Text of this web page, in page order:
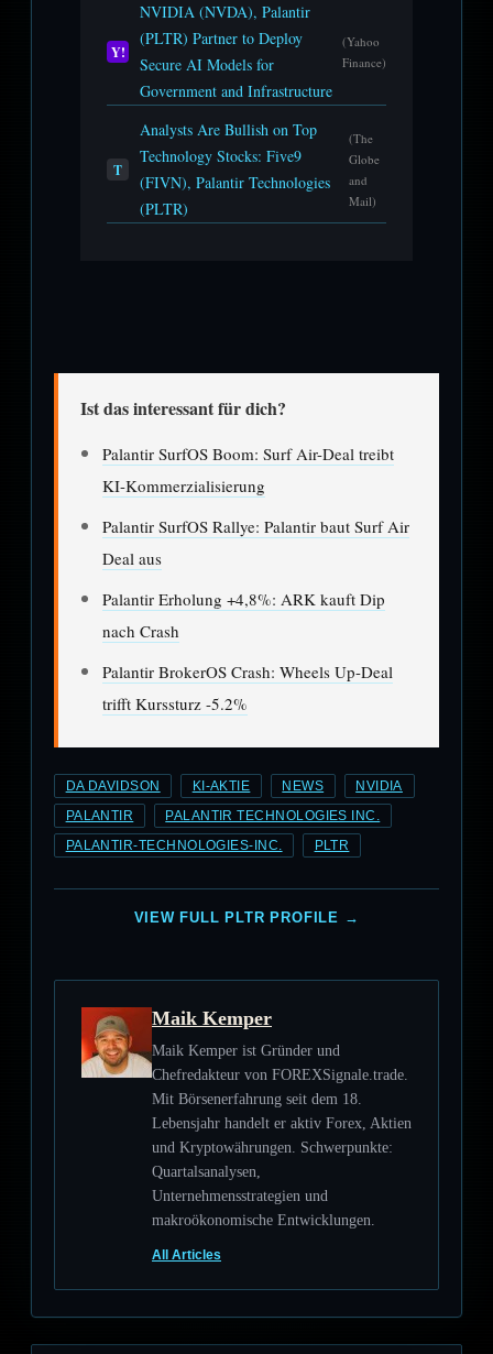
Y!
NVIDIA (NVDA), Palantir
(PLTR) Partner to Deploy
Secure AI Models for
Government and Infrastructure
(Yahoo
Finance)
T
Analysts Are Bullish on Top
Technology Stocks: Five9
(FIVN), Palantir Technologies
(PLTR)
(The
Globe
and
Mail)
Ist das interessant für dich?
Palantir SurfOS Boom: Surf Air-Deal treibt
KI-Kommerzialisierung
Palantir SurfOS Rallye: Palantir baut Surf Air
Deal aus
Palantir Erholung +4,8%: ARK kauft Dip
nach Crash
Palantir BrokerOS Crash: Wheels Up-Deal
trifft Kurssturz -5.2%
DA DAVIDSON KI-AKTIE NEWS NVIDIA
PALANTIR PALANTIR TECHNOLOGIES INC.
PALANTIR-TECHNOLOGIES-INC. PLTR
VIEW FULL PLTR PROFILE →
Maik Kemper
Maik Kemper ist Gründer und
Chefredakteur von FOREXSignale.trade.
Mit Börsenerfahrung seit dem 18.
Lebensjahr handelt er aktiv Forex, Aktien
und Kryptowährungen. Schwerpunkte:
Quartalsanalysen,
Unternehmensstrategien und
makroökonomische Entwicklungen.
All Articles